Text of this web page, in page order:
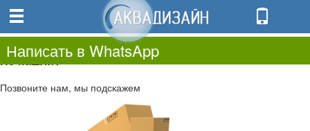
0.00
0
Не нашли?
Позвоните нам, мы подскажем
Написать в WhatsApp